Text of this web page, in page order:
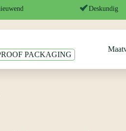
Deskundig
PACKAGING